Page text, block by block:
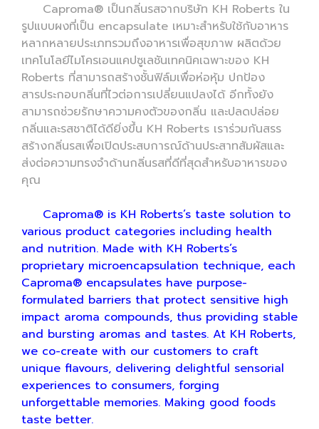
Caproma® เป็นกลิ่นรสจากบริษัท KH Roberts ใน
รูปแบบผงที่เป็น encapsulate เหมาะสำหรับใช้กับอาหาร
หลากหลายประเภทรวมถึงอาหารเพื่อสุขภาพ ผลิตด้วย
เทคโนโลยีไมโครเอนแคปซูเลชันเทคนิคเฉพาะของ KH
Roberts ที่สามารถสร้างชั้นฟิล์มเพื่อห่อหุ้ม ปกป้อง
สารประกอบกลิ่นที่ไวต่อการเปลี่ยนแปลงได้ อีกทั้งยัง
สามารถช่วยรักษาความคงตัวของกลิ่น และปลดปล่อย
กลิ่นและรสชาติได้ดียิ่งขึ้น KH Roberts เราร่วมกันสรร
สร้างกลิ่นรสเพื่อเปิดประสบการณ์ด้านประสาทสัมผัสและ
ส่งต่อความทรงจำด้านกลิ่นรสที่ดีที่สุดสำหรับอาหารของ
คุณ
Caproma® is KH Roberts’s taste solution to
various product categories including health
and nutrition. Made with KH Roberts’s
proprietary microencapsulation technique, each
Caproma® encapsulates have purpose-
formulated barriers that protect sensitive high
impact aroma compounds, thus providing stable
and bursting aromas and tastes. At KH Roberts,
we co-create with our customers to craft
unique flavours, delivering delightful sensorial
experiences to consumers, forging
unforgettable memories. Making good foods
taste better.